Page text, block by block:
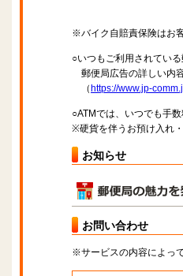
※バイク自賠責保険はお
○いつもご利用されてい
郵便局広告の詳しい内
（ https://www.jp-
○ATMでは、いつでも手
※硬貨を伴うお預け入れ
お知らせ
お問い合わせ
※サービスの内容によっ